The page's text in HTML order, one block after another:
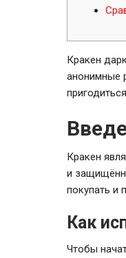
Кракен
анонимные
Кракен
и
покупать и
Как
Чтобы